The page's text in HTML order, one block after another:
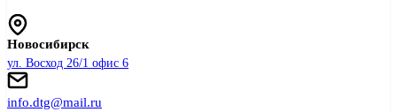
Новосибирск
ул. Восход 26/1 офис 6
info.dtg@mail.ru